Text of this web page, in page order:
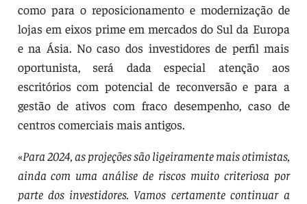
como para o reposicionamento e modernização de
lojas em eixos prime em mercados do Sul da Europa
e na Ásia. No caso dos investidores de perfil mais
oportunista, será dada especial atenção aos
escritórios com potencial de reconversão e para a
gestão de ativos com fraco desempenho, caso de
centros comerciais mais antigos.
«Para 2024, as projeções são ligeiramente mais otimistas,
ainda com uma análise de riscos muito criteriosa por
parte dos investidores. Vamos certamente continuar a